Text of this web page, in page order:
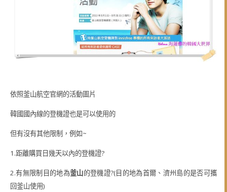
依照釜山航空官網的活動圖片
韓國國內線的登機證也是可以使用的
但有沒有其他限制，例如~
1.距離購買日幾天以內的登機證?
2.有無限制目的地為釜山的登機證?(目的地為首爾、濟州島的是否可攜
回釜山使用)